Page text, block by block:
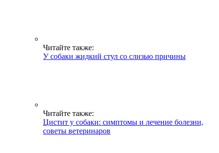
Читайте также:
У собаки жидкий стул со слизью причины
Читайте также:
Цистит у собаки: симптомы и лечение болезни,
советы ветеринаров